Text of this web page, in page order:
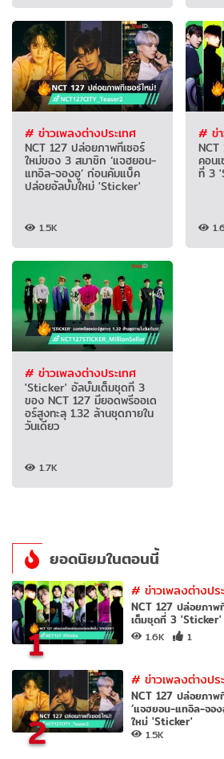
# ข่าวเพลงต่างประเทศ
NCT 127 ปล่อยภาพทีเซอร์
ใหม่ของ 3 สมาชิก ‘แจฮยอน-
แทอิล-จองอู’ ก่อนคัมแบ็ค
ปล่อยอัลบั้มใหม่ 'Sticker'
1.5K
# ข่
คอน
ที่ 3
# ข่าวเพลงต่างประเทศ
'Sticker' อัลบั้มเต็มชุดที่ 3
ของ NCT 127 มียอดพรีออเด
อร์สูงทะลุ 1.32 ล้านชุดภายใน
วันเดียว
1.7K
ยอดนิยมในตอนนี้
1
#ข่าวเพลงต่างปร
NCT 127 ปล่อยภาพ
เต็มชุดที่ 3 'Sticker'
1.6K 1
2
#ข่าวเพลงต่างปร
NCT 127 ปล่อยภาพ
‘แจฮยอน-แทอิล-จอ
ใหม่ 'Sticker'
1.5K